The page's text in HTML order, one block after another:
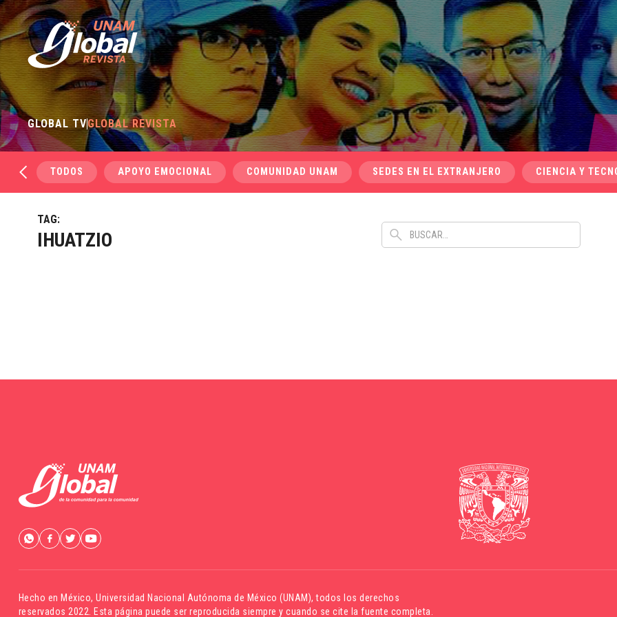
GLOBAL TVGLOBAL REVISTA
TODOS APOYO EMOCIONAL COMUNIDAD UNAM SEDES EN EL EXTRANJERO CIENCIA Y
TAG:
IHUATZIO
Hecho en México,Universidad Nacional Autónoma de México (UNAM), todos los derechos
reservados 2022. Esta página puede ser reproducida siempre y cuando se cite la fuente completa.